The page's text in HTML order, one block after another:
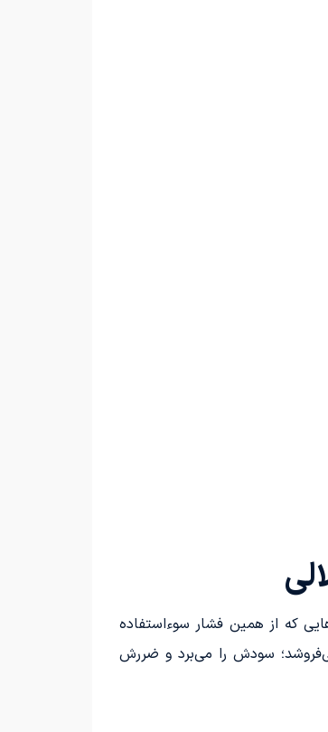
که از همین فشار سوءاستفاده
سودش را می‌برد و ضررش